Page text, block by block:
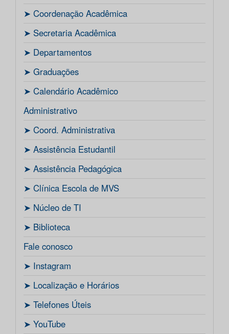
ㅤ➤ Coordenação Acadêmica
ㅤㅤ➤ Secretaria Acadêmica
ㅤ➤ Departamentos
ㅤ➤ Graduações
ㅤ➤ Calendário Acadêmico
Administrativo
ㅤ➤ Coord. Administrativa
ㅤ➤ Assistência Estudantil
ㅤ➤ Assistência Pedagógica
ㅤ➤ Clínica Escola de MVS
ㅤ➤ Núcleo de TI
ㅤ➤ Biblioteca
Fale conosco
ㅤ➤ Instagram
ㅤ➤ Localização e Horários
ㅤ➤ Telefones Úteis
ㅤ➤ YouTube